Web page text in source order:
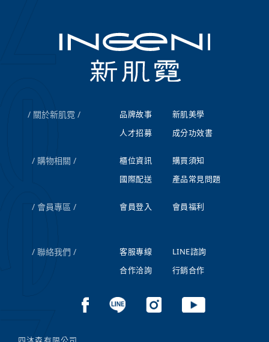
關於新肌霓 品牌故事
新肌美學
人才招募
成分功效書
購物相關 櫃位資訊
購買須知
國際配送
產品常見問題
會員專區 會員登入 會員福利
聯絡我們 客服專線
LINE諮詢
合作洽詢
行銷合作